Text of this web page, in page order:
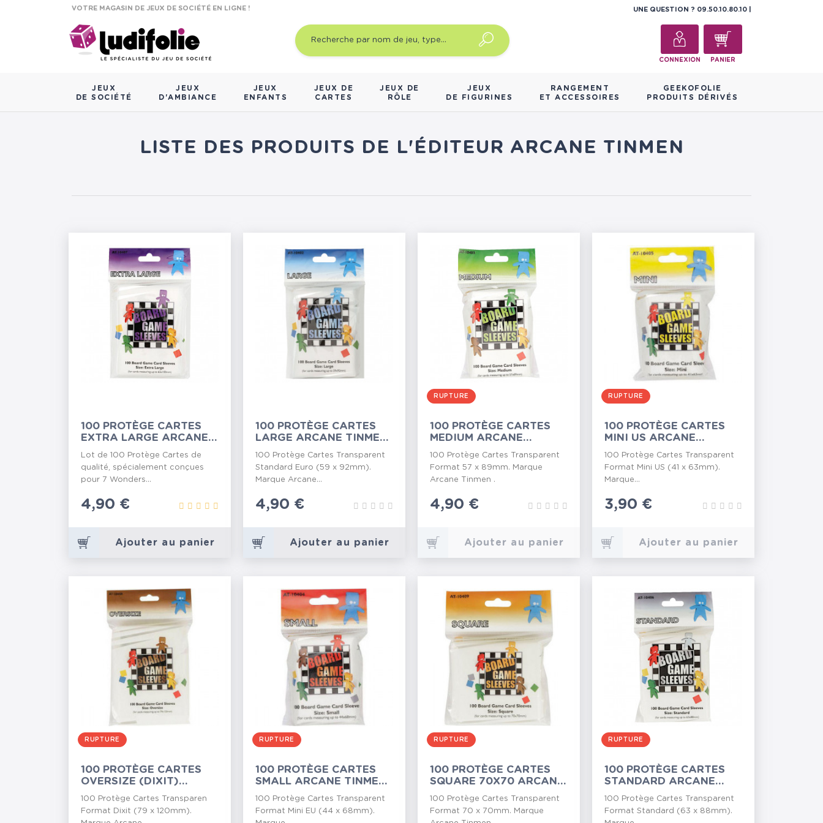
VOTRE MAGASIN DE JEUX DE SOCIÉTÉ EN LIGNE ! UNE QUESTION ? 09.50.10.80.10
CONNEXION PANIER
JEUX
DE SOCIÉTÉ
JEUX
D'AMBIANCE
JEUX
ENFANTS
JEUX DE
CARTES
JEUX DE
RÔLE
JEUX
DE FIGURINES
RANGEMENT
ET ACCESSOIRES
GEEKOFOLIE
PRODUITS DÉRIVÉS
LISTE DES PRODUITS DE L'ÉDITEUR ARCANE TINMEN
100 PROTÈGE CARTES
EXTRA LARGE ARCANE
TINMEN (7...
Lot de 100 Protège Cartes de
qualité, spécialement conçues
pour 7 Wonders...
Prix
4,90 €
Ajouter au panier
100 PROTÈGE CARTES
LARGE ARCANE TINMEN
(PAQUET...
100 Protège Cartes Transparent
Standard Euro (59 x 92mm).
Marque Arcane...
Prix
4,90 €
Ajouter au panier
RUPTURE
100 PROTÈGE CARTES
MEDIUM ARCANE
TINMEN (PAQUET...
100 Protège Cartes Transparent
Format 57 x 89mm. Marque
Arcane Tinmen .
Prix
4,90 €
Ajouter au panier
RUPTURE
100 PROTÈGE CARTES
MINI US ARCANE
TINMEN...
100 Protège Cartes Transparent
Format Mini US (41 x 63mm).
Marque...
Prix
3,90 €
Ajouter au panier
RUPTURE
100 PROTÈGE CARTES
OVERSIZE (DIXIT)
ARCANE TINMEN
100 Protège Cartes Transparen
Format Dixit (79 x 120mm).
RUPTURE
100 PROTÈGE CARTES
SMALL ARCANE TINMEN
(PAQUET...
100 Protège Cartes Transparent
Format Mini EU (44 x 68mm).
RUPTURE
100 PROTÈGE CARTES
SQUARE 70X70 ARCANE
TINMEN...
100 Protège Cartes Transparent
Format 70 x 70mm. Marque
RUPTURE
100 PROTÈGE CARTES
STANDARD ARCANE
TINMEN...
100 Protège Cartes Transparent
Format Standard (63 x 88mm).